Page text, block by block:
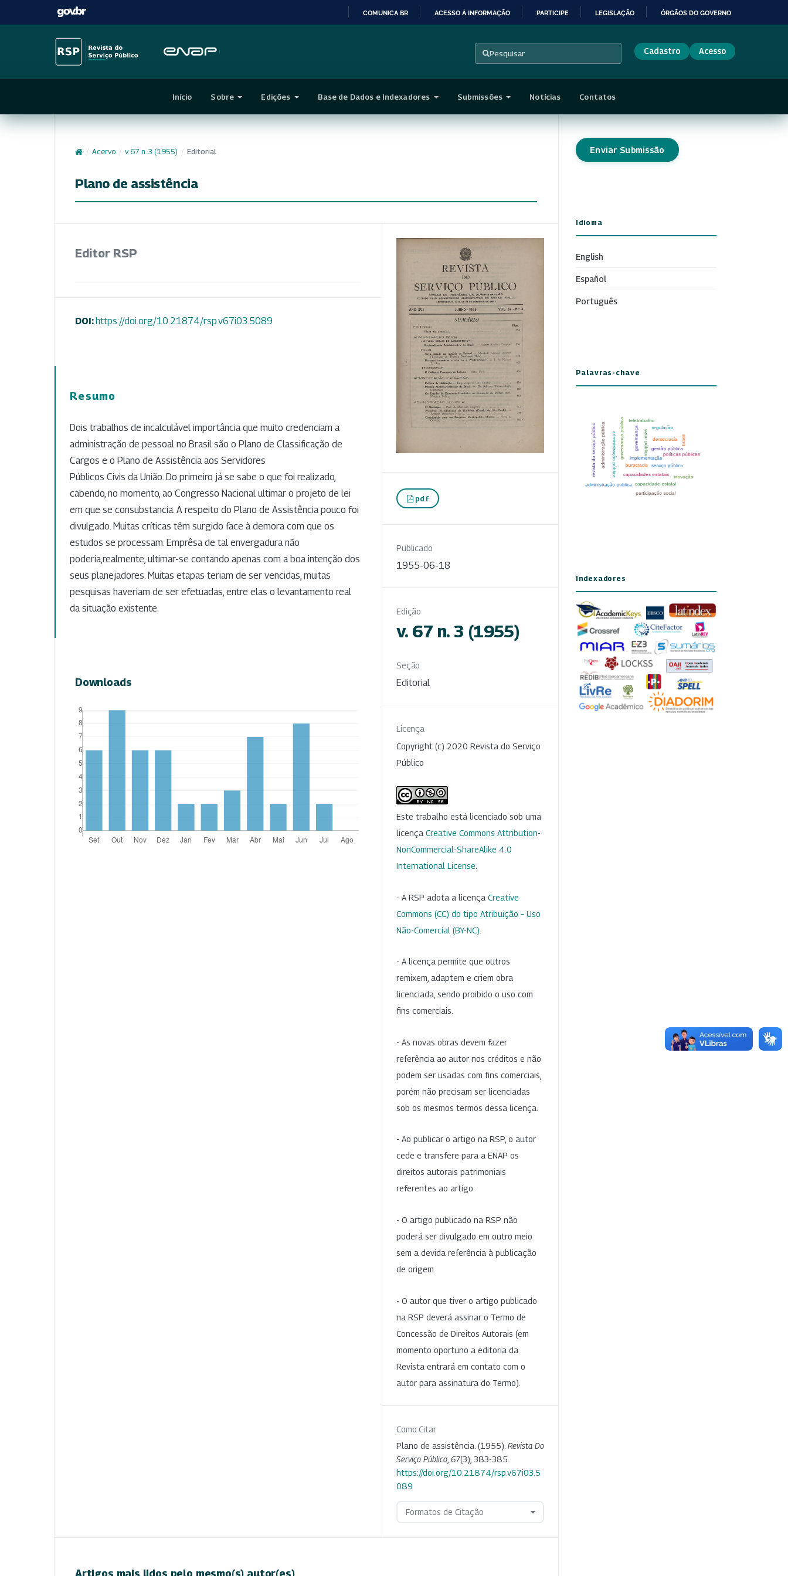
CONTEÚDO
COMUNICA BR ACESSO À INFORMAÇÃO PARTICIPE LEGISLAÇÃO ÓRGÃOS DO GOVERNO
Pesquisar Cadastro Acesso
Início Sobre Edições Base de Dados e Indexadores Submissões Notícias Contatos
/ Acervo / v. 67 n. 3 (1955) / Editorial
Plano de assistência
Editor RSP
DOI:https://doi.org/10.21874/rsp.v67i03.5089
Resumo
Dois trabalhos de incalculável importância que muito credenciam a
administração de pessoal no Brasil são o Plano de Classificação de
Cargos e o Plano de Assistência aos Servidores
Públicos Civis da União. Do primeiro já se sabe o que foi realizado,
cabendo, no momento, ao Congresso Nacional ultimar o projeto de lei
em que se consubstancia. A respeito do Plano de Assistência pouco foi
divulgado. Muitas críticas têm surgido face à demora com que os
estudos se processam. Emprêsa de tal envergadura não
poderia,realmente, ultimar-se contando apenas com a boa intenção dos
seus planejadores. Muitas etapas teriam de ser vencidas, muitas
pesquisas haveriam de ser efetuadas, entre elas o levantamento real
da situação existente.
Downloads
pdf
Publicado
1955-06-18
Edição
v. 67 n. 3 (1955)
Seção
Editorial
Licença
Copyright (c) 2020 Revista do Serviço
Público
Este trabalho está licenciado sob uma
licença Creative Commons Attribution-
NonCommercial-ShareAlike 4.0
International License
- A RSP adota a licença Creative
Commons (CC) do tipo Atribuição – Uso
Não-Comercial (BY-NC)
- A licença permite que outros
remixem, adaptem e criem obra
licenciada, sendo proibido o uso com
fins comerciais.
- As novas obras devem fazer
referência ao autor nos créditos e não
podem ser usadas com fins comerciais,
porém não precisam ser licenciadas
sob os mesmos termos dessa licença.
- Ao publicar o artigo na RSP, o autor
cede e transfere para a ENAP os
direitos autorais patrimoniais
referentes ao artigo.
- O artigo publicado na RSP não
poderá ser divulgado em outro meio
sem a devida referência à publicação
de origem.
- O autor que tiver o artigo publicado
na RSP deverá assinar o Termo de
Concessão de Direitos Autorais (em
momento oportuno a editoria da
Revista entrará em contato com o
autor para assinatura do Termo).
Como Citar
Plano de assistência. (1955). Revista Do
Serviço Público 67(3), 383-385.
https://doi.org/10.21874/rsp.v67i03.5
089
Formatos de Citação
Artigos mais lidos pelo mesmo(s) autor(es)
Enviar Submissão
Idioma
English
Español
Português
Palavras-chave
Indexadores